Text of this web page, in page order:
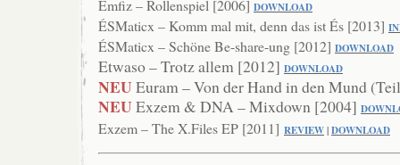
Emfiz – Rollenspiel [2006] DOWNLOAD
ÉSMaticx – Komm mal mit, denn das ist És [2013]
ÉSMaticx – Schöne Be-share-ung [2012] DOWNLOAD
Etwaso – Trotz allem [2012] DOWNLOAD
NEUEuram – Von der Hand in den Mund
NEUExzem & DNA – Mixdown [2004]
Exzem – The X.Files EP [2011] REVIEW|DOWNLOAD